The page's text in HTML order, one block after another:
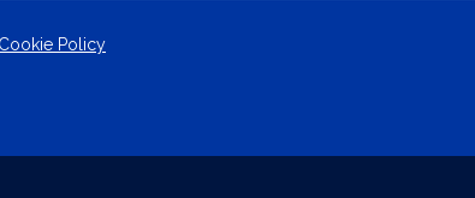
Cookie Policy